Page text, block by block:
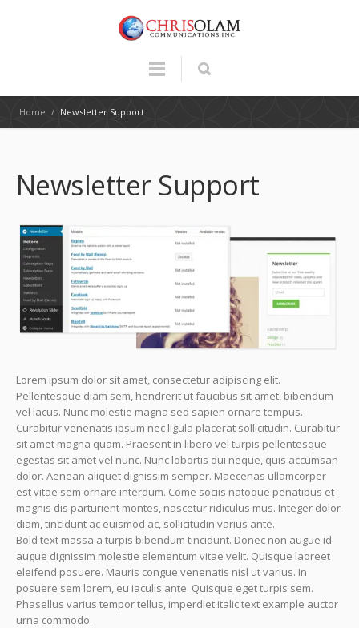
Home / Newsletter Support
Newsletter Support
Lorem ipsum dolor sit amet, consectetur adipiscing elit.
Pellentesque diam sem, hendrerit ut faucibus sit amet, bibendum
vel lacus. Nunc molestie magna sed sapien ornare tempus.
Curabitur venenatis ipsum nec ligula placerat sollicitudin. Curabitur
sit amet magna quam. Praesent in libero vel turpis pellentesque
egestas sit amet vel nunc. Nunc lobortis dui neque, quis accumsan
dolor. Aenean aliquet dignissim semper. Maecenas ullamcorper
est vitae sem ornare interdum. Come sociis natoque penatibus et
magnis dis parturient montes, nascetur ridiculus mus. Integer dolor
diam, tincidunt ac euismod ac, sollicitudin varius ante.
Bold text massa a turpis bibendum tincidunt. Donec non augue id
augue dignissim molestie elementum vitae velit. Quisque laoreet
eleifend posuere. Mauris congue venenatis nisl ut varius. In
posuere sem lorem, eu iaculis ante. Quisque eget turpis sem.
Phasellus varius tempor tellus, imperdiet italic text example auctor
urna commodo.